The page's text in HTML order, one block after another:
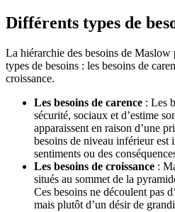
Différents types de
La hiérarchie des besoins de Maslow
types de besoins : les besoins de
croissance.
Les besoins de carence : Les
sécurité, sociaux et d’estime
apparaissent en raison d’une
besoins de niveau inférieur est
sentiments ou des
Les besoins de croissance :
situés au sommet de la
Ces besoins ne découlent pas
mais plutôt d’un désir de